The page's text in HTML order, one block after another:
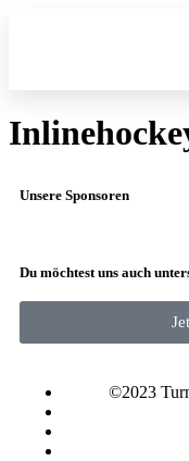
Unsere Sponsoren
Du möchtest uns auch
©2023